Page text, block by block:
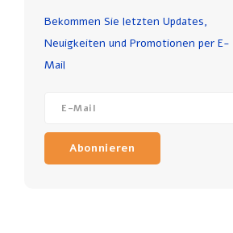
Bekommen Sie letzten Updates,
Neuigkeiten und Promotionen per E-
Mail
Abonnieren